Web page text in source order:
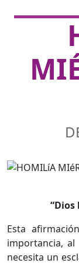
Esta
importancia,
necesita un